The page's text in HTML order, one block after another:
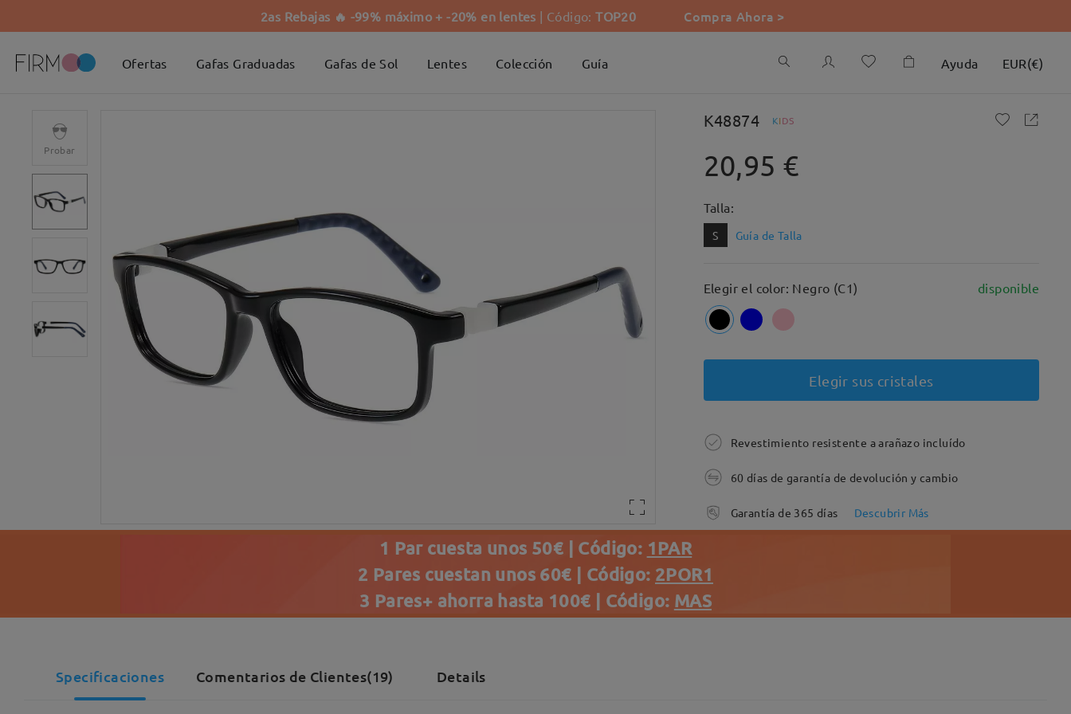
2as Rebajas 🔥 -99% máximo + -20% en lentes | Código:TOP20 Compra Ahora >
Ofertas Gafas Graduadas Gafas de Sol Lentes Colección Guía Ayuda EUR(€)
Probar
K48874 KIDS
20,95 €
Talla:
S Guía de Talla
Elegir el color: Negro (C1) disponible
Elegir sus cristales
Revestimiento resistente a arañazo incluído
60 días de garantía de devolución y cambio
Garantía de 365 días Descubrir Más
1 Par cuesta unos 50€ | Código: 1PAR
2 Pares cuestan unos 60€ | Código: 2POR1
3 Pares+ ahorra hasta 100€ | Código: MAS
Specificaciones Comentarios de Clientes(19) Details